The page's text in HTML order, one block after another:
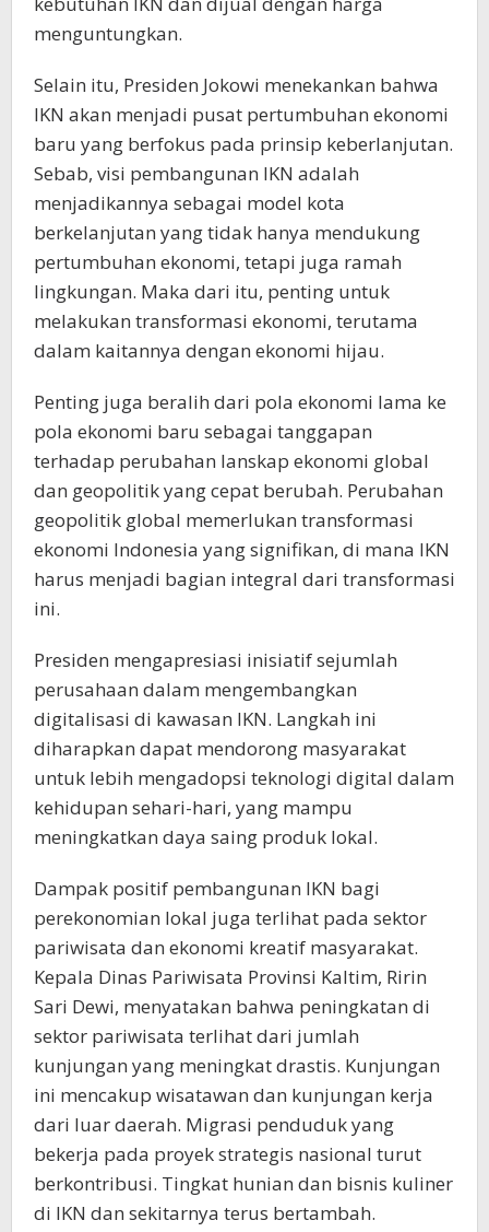
menguntungkan.
Selain itu, Presiden Jokowi menekankan bahwa
IKN akan menjadi pusat pertumbuhan ekonomi
baru yang berfokus pada prinsip keberlanjutan.
Sebab, visi pembangunan IKN adalah
menjadikannya sebagai model kota
berkelanjutan yang tidak hanya mendukung
pertumbuhan ekonomi, tetapi juga ramah
lingkungan. Maka dari itu, penting untuk
melakukan transformasi ekonomi, terutama
dalam kaitannya dengan ekonomi hijau.
Penting juga beralih dari pola ekonomi lama ke
pola ekonomi baru sebagai tanggapan
terhadap perubahan lanskap ekonomi global
dan geopolitik yang cepat berubah. Perubahan
geopolitik global memerlukan transformasi
ekonomi Indonesia yang signifikan, di mana IKN
harus menjadi bagian integral dari transformasi
ini.
Presiden mengapresiasi inisiatif sejumlah
perusahaan dalam mengembangkan
digitalisasi di kawasan IKN. Langkah ini
diharapkan dapat mendorong masyarakat
untuk lebih mengadopsi teknologi digital dalam
kehidupan sehari-hari, yang mampu
meningkatkan daya saing produk lokal.
Dampak positif pembangunan IKN bagi
perekonomian lokal juga terlihat pada sektor
pariwisata dan ekonomi kreatif masyarakat.
Kepala Dinas Pariwisata Provinsi Kaltim, Ririn
Sari Dewi, menyatakan bahwa peningkatan di
sektor pariwisata terlihat dari jumlah
kunjungan yang meningkat drastis. Kunjungan
ini mencakup wisatawan dan kunjungan kerja
dari luar daerah. Migrasi penduduk yang
bekerja pada proyek strategis nasional turut
berkontribusi. Tingkat hunian dan bisnis kuliner
di IKN dan sekitarnya terus bertambah.